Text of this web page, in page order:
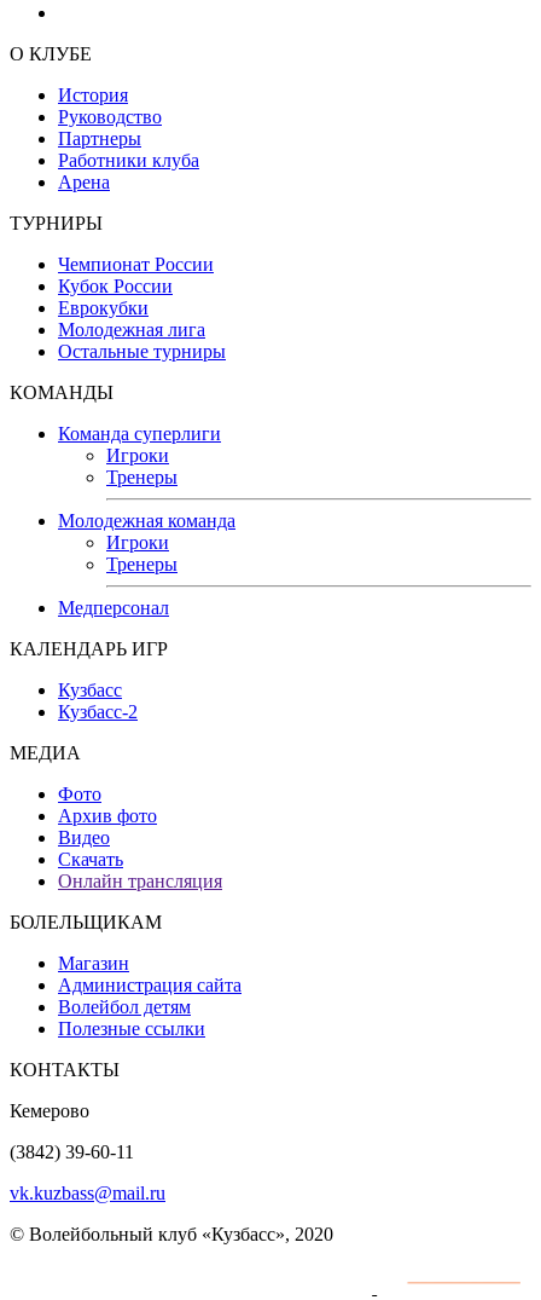
О КЛУБЕ
История
Руководство
Партнеры
Работники клуба
Арена
ТУРНИРЫ
Чемпионат России
Кубок России
Еврокубки
Молодежная лига
Остальные турниры
КОМАНДЫ
Команда суперлиги
Игроки
Тренеры
Молодежная команда
Игроки
Тренеры
Медперсонал
КАЛЕНДАРЬ ИГР
Кузбасс
Кузбасс-2
МЕДИА
Фото
Архив фото
Видео
Скачать
Онлайн трансляция
БОЛЕЛЬЩИКАМ
Магазин
Администрация сайта
Волейбол детям
Полезные ссылки
КОНТАКТЫ
Кемерово
(3842) 39-60-11
vk.kuzbass@mail.ru
© Волейбольный клуб «Кузбасс», 2020